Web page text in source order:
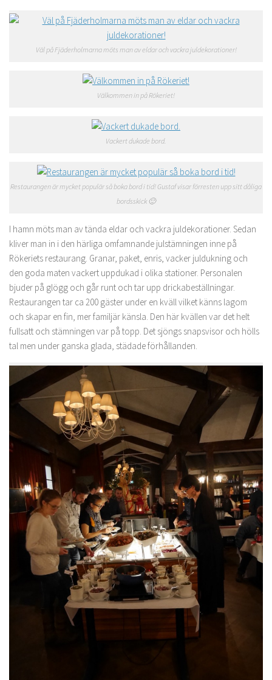
Väl på Fjäderholmarna möts man av eldar och vackra juldekorationer!
Välkommen in på Rökeriet!
Vackert dukade bord.
Restaurangen är mycket populär så boka bord i tid! Gustaf visar förresten upp sitt dåliga
bordsskick 🙂
I hamn möts man av tända eldar och vackra juldekorationer. Sedan
kliver man in i den härliga omfamnande julstämningen inne på
Rökeriets restaurang. Granar, paket, enris, vacker juldukning och
den goda maten vackert uppdukad i olika stationer. Personalen
bjuder på glögg och går runt och tar upp drickabeställningar.
Restaurangen tar ca 200 gäster under en kväll vilket känns lagom
och skapar en fin, mer familjär känsla. Den här kvällen var det helt
fullsatt och stämningen var på topp. Det sjöngs snapsvisor och hölls
tal men under ganska glada, städade förhållanden.